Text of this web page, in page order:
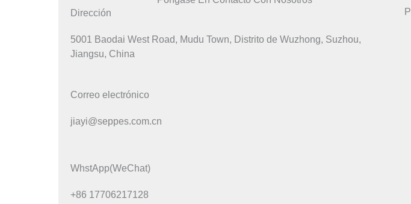
Dirección
5001 Baodai West Road, Mudu Town, Distrito de Wuzhong, Suzhou,
Jiangsu, China
Correo electrónico
jiayi@seppes.com.cn
WhstApp(WeChat)
+86 17706217128